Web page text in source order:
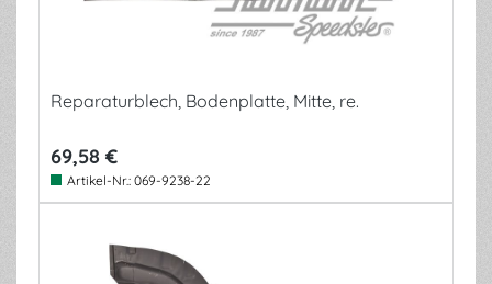
Reparaturblech, Bodenplatte, Mitte, re.
69,58 €
Artikel-Nr.: 069-9238-22